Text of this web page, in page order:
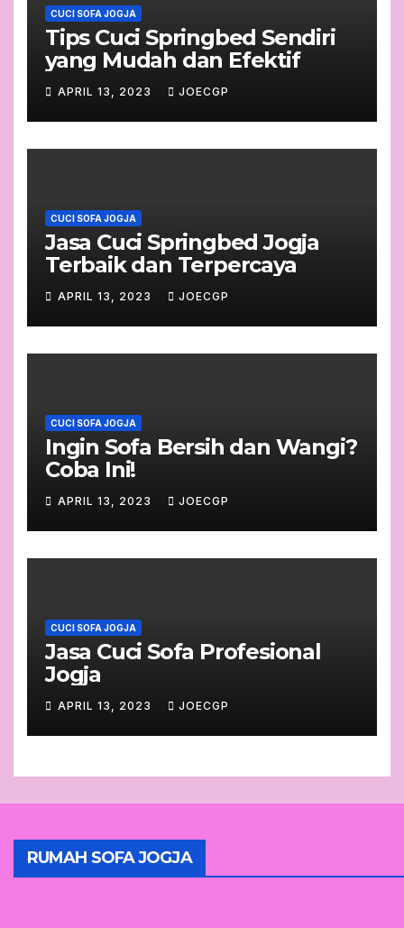
CUCI SOFA JOGJA
Tips Cuci Springbed Sendiri
yang Mudah dan Efektif
APRIL 13, 2023 JOECGP
CUCI SOFA JOGJA
Jasa Cuci Springbed Jogja
Terbaik dan Terpercaya
APRIL 13, 2023 JOECGP
CUCI SOFA JOGJA
Ingin Sofa Bersih dan Wangi?
Coba Ini!
APRIL 13, 2023 JOECGP
CUCI SOFA JOGJA
Jasa Cuci Sofa Profesional
Jogja
APRIL 13, 2023 JOECGP
RUMAH SOFA JOGJA